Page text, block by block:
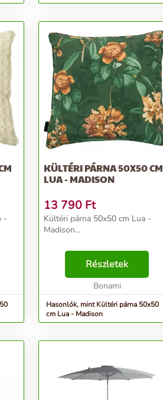
-
KÜLTÉRI PÁRNA 50X50 CM
LUA - MADISON
13 790 Ft
Kültéri párna 50x50 cm Lua -
Madison...
Részletek
Bonami
Hasonlók, mint Kültéri párna 50x50
cm Lua - Madison